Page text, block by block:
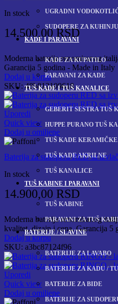
UGRADNI
SUDOPERE ZA KUHINJU
KADE I PARAVANI
KADE ZA KUPATILO
PARAVANI ZA KADE
TUŠ KADE I TUŠ KANALICE
GEBERIT SESTRA TUŠ
HUPPE PURANO TUŠ
TUŠ KADE KERAMIČKE
TUŠ KADE AKRILNE
TUŠ KANALICE
TUŠ KABINE I PARAVANI
TUŠ KABINE
PARAVANI ZA TUŠ
BATERIJE / SLAVINE
BATERIJE ZA LAVABO
BATERIJE ZA KADU /
BATERIJE ZA BIDE
BATERIJE ZA
In stock
14.500,00RSD
Moderna baterija renomiranog
Garancija 5 godina - Made in Italy
Dodaj u korpu
SKU:48b812109618
Uporedi
Quick view
Dodaj u omiljene
Baterija za sudoperu RED sa
In stock
14.900,00 RSD
Moderna baterija renomiranog
kvalitet, dizajn i cena. Garancija 5
Dodaj u korpu
SKU: a3bc87124f96
Uporedi
Quick view
Dodaj u omiljene